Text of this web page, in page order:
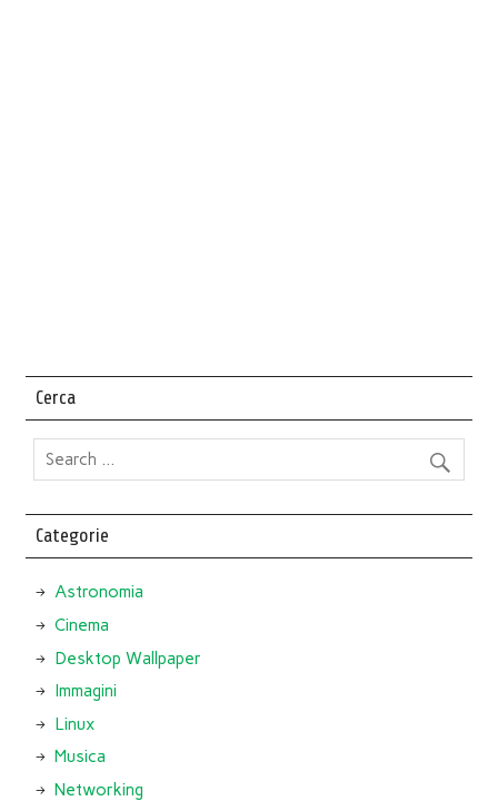
Cerca
Categorie
Astronomia
Cinema
Desktop Wallpaper
Immagini
Linux
Musica
Networking